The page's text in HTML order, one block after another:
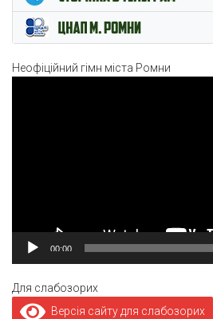
Неофіційний гімн міста Ромни
00:00
Для слабозорих
Версія сайту для слабозорих